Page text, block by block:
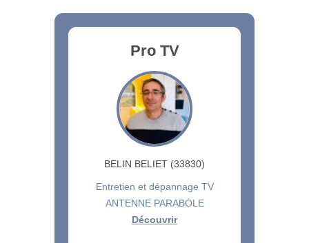
Pro TV
BELIN BELIET (33830)
Entretien et dépannage TV
ANTENNE PARABOLE
Découvrir